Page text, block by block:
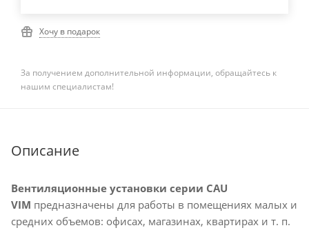
Хочу в подарок
За получением дополнительной информации, обращайтесь к
нашим специалистам!
Описание
Вентиляционные установки серии CAU
VIM предназначены для работы в помещениях малых и
средних объемов: офисах, магазинах, квартирах и т. п.